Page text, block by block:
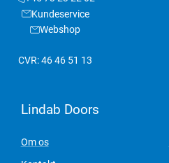
Kundeservice
Webshop
CVR: 46 46 51 13
Lindab Doors
Om os